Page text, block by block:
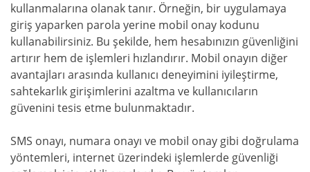
kullanmalarına olanak tanır. Örneğin, bir uygulamaya
giriş yaparken parola yerine mobil onay kodunu
kullanabilirsiniz. Bu şekilde, hem hesabınızın güvenliğini
artırır hem de işlemleri hızlandırır. Mobil onayın diğer
avantajları arasında kullanıcı deneyimini iyileştirme,
sahtekarlık girişimlerini azaltma ve kullanıcıların
güvenini tesis etme bulunmaktadır.
SMS onayı, numara onayı ve mobil onay gibi doğrulama
yöntemleri, internet üzerindeki işlemlerde güvenliği